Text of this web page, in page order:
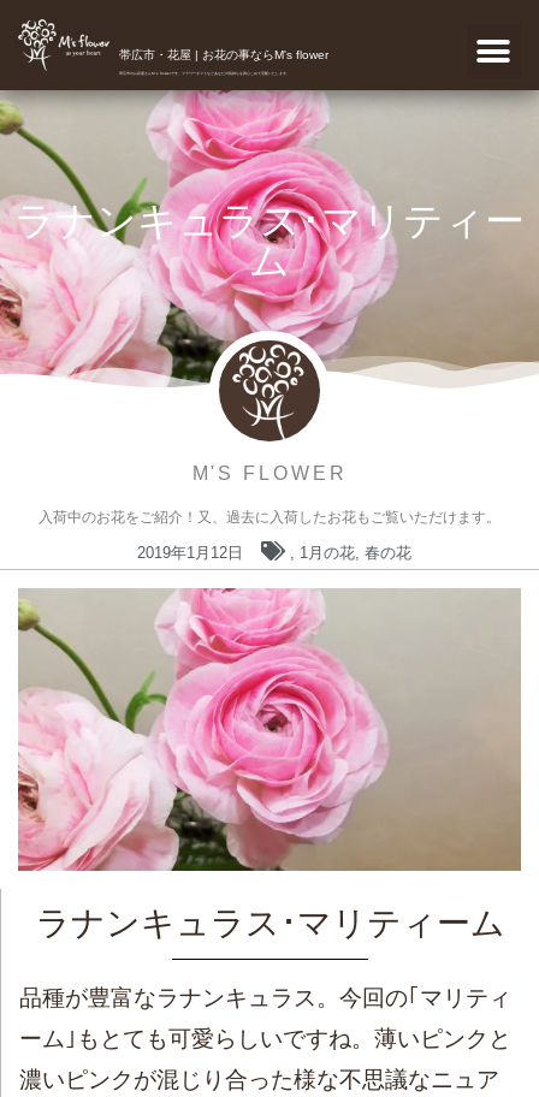
帯広市・花屋 | お花の事ならM's flower
帯広市のお花屋さんM's flowerです。フラワーギフトなどあなたの気持ちを真心こめて宅配いたします。
ラナンキュラス･マリティー
ム
M'S FLOWER
入荷中のお花をご紹介！又、過去に入荷したお花もご覧いただけます。
2019年1月12日 , 1月の花, 春の花
ラナンキュラス･マリティーム
品種が豊富なラナンキュラス。今回の｢マリティ
ーム｣もとても可愛らしいですね。薄いピンクと
濃いピンクが混じり合った様な不思議なニュア